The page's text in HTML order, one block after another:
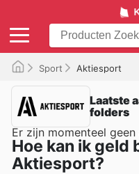
Sport Aktiesport
Laatste
folders
Er zijn momenteel
Hoe kan ik geld
Aktiesport?